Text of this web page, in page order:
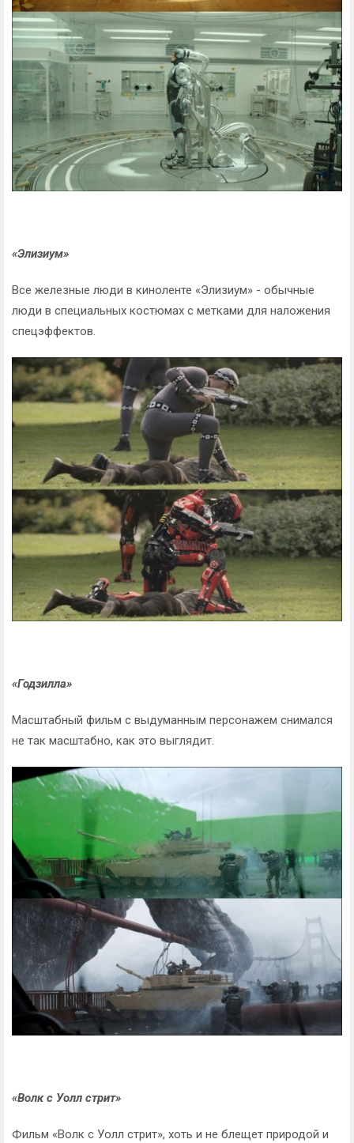
«Элизиум»
Все железные люди в киноленте «Элизиум» - обычные
люди в специальных костюмах с метками для наложения
спецэффектов.
«Годзилла»
Масштабный фильм с выдуманным персонажем снимался
не так масштабно, как это выглядит.
«Волк с Уолл стрит»
Фильм «Волк с Уолл стрит», хоть и не блещет природой и